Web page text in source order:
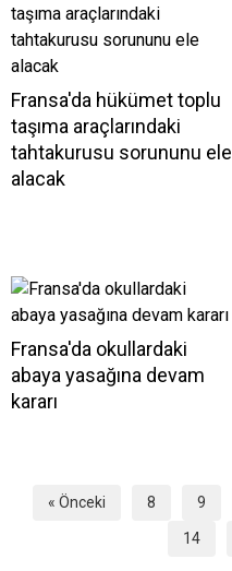
Fransa'da hükümet toplu
taşıma araçlarındaki
tahtakurusu sorununu ele
alacak
Fransa'da okullardaki
abaya yasağına devam
kararı
« Önceki 8 9
14